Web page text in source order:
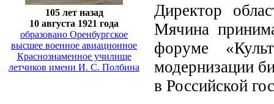
105 лет назад
10 августа 1921 года
образовано Оренбургское
высшее военное авиационное
Краснознаменное училище
летчиков имени И. С. Полбина
Директор
Мячина
форуме
модернизации
в Российской